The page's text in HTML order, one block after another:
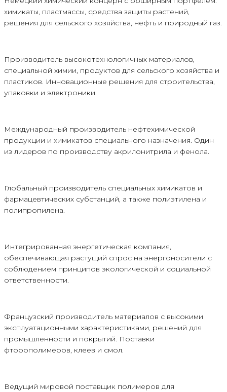
химикаты, пластмассы, средства защиты растений,
решения для сельского хозяйства, нефть и природный газ.
Производитель высокотехнологичных материалов,
специальной химии, продуктов для сельского хозяйства и
пластиков. Инновационные решения для строительства,
упаковки и электроники.
Международный производитель нефтехимической
продукции и химикатов специального назначения. Один
из лидеров по производству акрилонитрила и фенола.
Глобальный производитель специальных химикатов и
фармацевтических субстанций, а также полиэтилена и
полипропилена.
Интегрированная энергетическая компания,
обеспечивающая растущий спрос на энергоносители с
соблюдением принципов экологической и социальной
ответственности.
Французский производитель материалов с высокими
эксплуатационными характеристиками, решений для
промышленности и покрытий. Поставки
фторополимеров, клеев и смол.
Ведущий мировой поставщик полимеров для